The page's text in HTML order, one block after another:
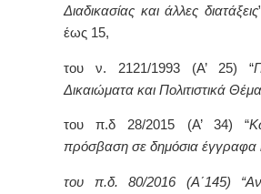
Διαδικασίας και άλλες διατάξεις
έως 15,
του ν. 2121/1993 (Α’ 25) “
Δικαιώματα και Πολιτιστικά
του π.δ 28/2015 (Α’ 34) “
πρόσβαση σε δημόσια έγγραφα
του π.δ. 80/2016 (Α΄145)